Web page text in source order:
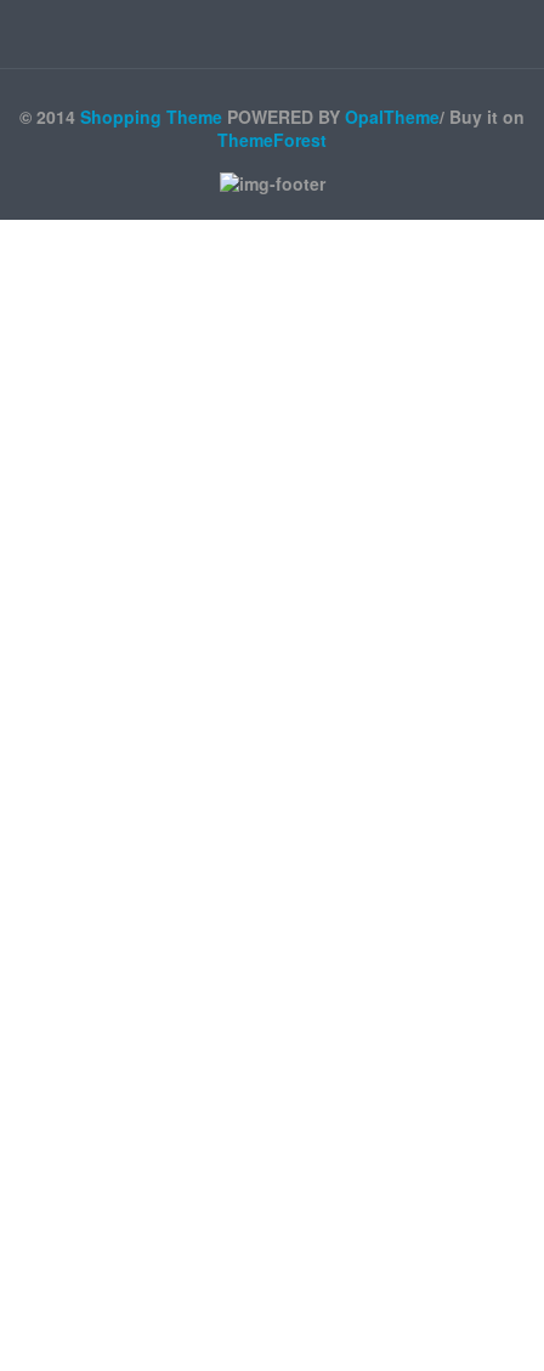
© 2014 Shopping Theme POWERED BY OpalTheme/ Buy it on
ThemeForest